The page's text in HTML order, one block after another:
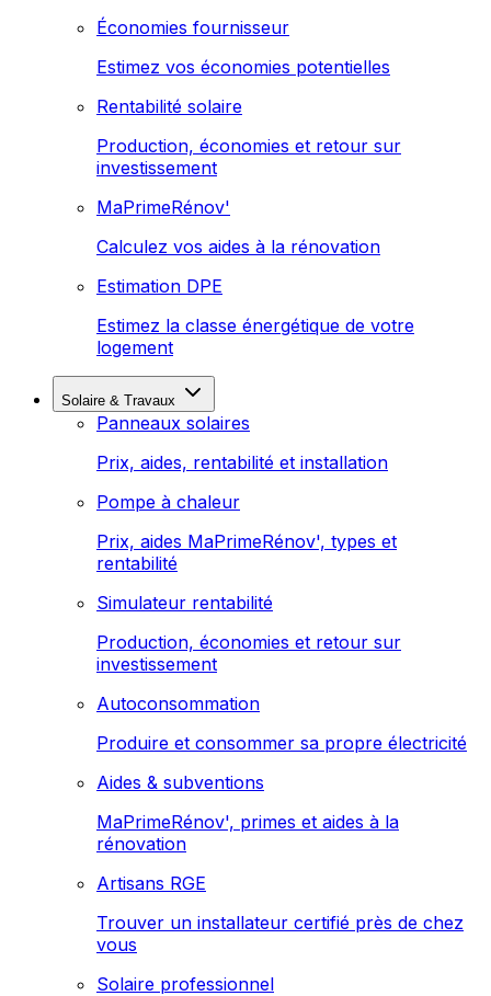
Économies fournisseur
Estimez vos économies potentielles
Rentabilité solaire
Production, économies et retour sur
investissement
MaPrimeRénov'
Calculez vos aides à la rénovation
Estimation DPE
Estimez la classe énergétique de votre
logement
Solaire & Travaux
Panneaux solaires
Prix, aides, rentabilité et installation
Pompe à chaleur
Prix, aides MaPrimeRénov', types et
rentabilité
Simulateur rentabilité
Production, économies et retour sur
investissement
Autoconsommation
Produire et consommer sa propre électricité
Aides & subventions
MaPrimeRénov', primes et aides à la
rénovation
Artisans RGE
Trouver un installateur certifié près de chez
vous
Solaire professionnel